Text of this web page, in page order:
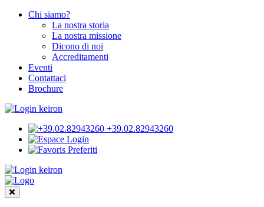
Chi siamo?
La nostra storia
La nostra missione
Dicono di noi
Accreditamenti
Eventi
Contattaci
Brochure
+39.02.82943260
Login
Preferiti